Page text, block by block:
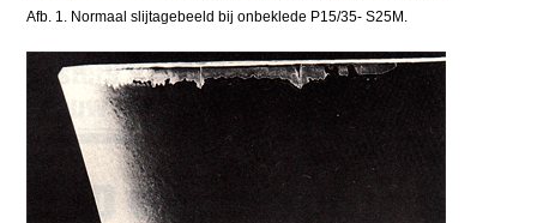
Afb. 1. Normaal slijtagebeeld bij onbeklede P15/35- S25M.